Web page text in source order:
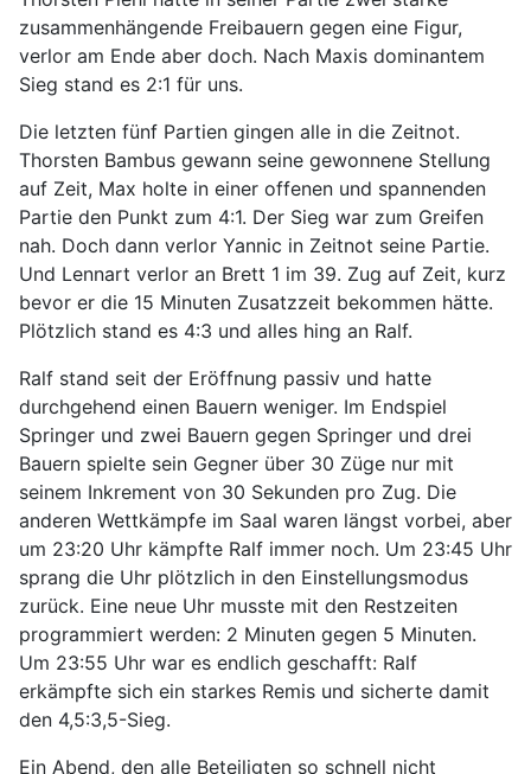
zusammenhängende Freibauern gegen eine Figur,
verlor am Ende aber doch. Nach Maxis dominantem
Sieg stand es 2:1 für uns.
Die letzten fünf Partien gingen alle in die Zeitnot.
Thorsten Bambus gewann seine gewonnene Stellung
auf Zeit, Max holte in einer offenen und spannenden
Partie den Punkt zum 4:1. Der Sieg war zum Greifen
nah. Doch dann verlor Yannic in Zeitnot seine Partie.
Und Lennart verlor an Brett 1 im 39. Zug auf Zeit, kurz
bevor er die 15 Minuten Zusatzzeit bekommen hätte.
Plötzlich stand es 4:3 und alles hing an Ralf.
Ralf stand seit der Eröffnung passiv und hatte
durchgehend einen Bauern weniger. Im Endspiel
Springer und zwei Bauern gegen Springer und drei
Bauern spielte sein Gegner über 30 Züge nur mit
seinem Inkrement von 30 Sekunden pro Zug. Die
anderen Wettkämpfe im Saal waren längst vorbei, aber
um 23:20 Uhr kämpfte Ralf immer noch. Um 23:45 Uhr
sprang die Uhr plötzlich in den Einstellungsmodus
zurück. Eine neue Uhr musste mit den Restzeiten
programmiert werden: 2 Minuten gegen 5 Minuten.
Um 23:55 Uhr war es endlich geschafft: Ralf
erkämpfte sich ein starkes Remis und sicherte damit
den 4,5:3,5-Sieg.
Ein Abend, den alle Beteiligten so schnell nicht